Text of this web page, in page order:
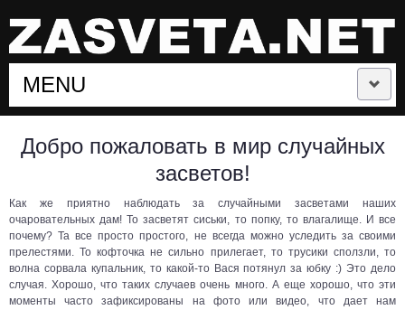
MENU
ЗАСВЕТЫ ЗНАМЕНИТОСТЕЙ
ЗАСВЕТЫ СПОРТСМЕНОК
ЛЕТНИЕ ЗАСВЕТЫ
Добро пожаловать в мир случайных
засветов!
Как же приятно наблюдать за случайными засветами наших
очаровательных дам! То засветят сиськи, то попку, то влагалище. И все
почему? Та все просто простого, не всегда можно уследить за своими
прелестями. То кофточка не сильно прилегает, то трусики сползли, то
волна сорвала купальник, то какой-то Вася потянул за юбку :) Это дело
случая. Хорошо, что таких случаев очень много. А еще хорошо, что эти
моменты часто зафиксированы на фото или видео, что дает нам